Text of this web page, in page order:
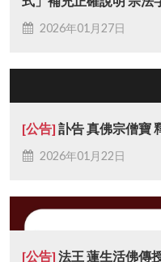
2026年01月27日
[公告] 訃告 真佛宗僧寶
2026年01月22日
[公告] 法王 蓮生活佛傳